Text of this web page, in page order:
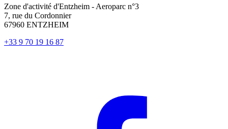
Zone d'activité d'Entzheim - Aeroparc n°3
7, rue du Cordonnier
67960 ENTZHEIM
+33 9 70 19 16 87